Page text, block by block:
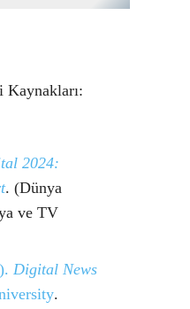
Kaynakları:
2024:
. (Dünya
ve TV
Digital News
.